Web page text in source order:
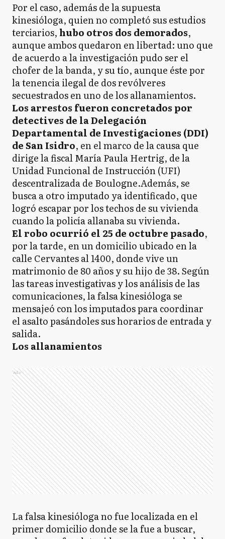
Por el caso, además de la supuesta
kinesióloga, quien no completó sus estudios
terciarios, hubo otros dos demorados,
aunque ambos quedaron en libertad: uno que
de acuerdo a la investigación pudo ser el
chofer de la banda, y su tío, aunque éste por
la tenencia ilegal de dos revólveres
secuestrados en uno de los allanamientos.
Los arrestos fueron concretados por
detectives de la Delegación
Departamental de Investigaciones (DDI)
de San Isidro, en el marco de la causa que
dirige la fiscal María Paula Hertrig, de la
Unidad Funcional de Instrucción (UFI)
descentralizada de Boulogne.Además, se
busca a otro imputado ya identificado, que
logró escapar por los techos de su vivienda
cuando la policía allanaba su vivienda.
El robo ocurrió el 25 de octubre pasado,
por la tarde, en un domicilio ubicado en la
calle Cervantes al 1400, donde vive un
matrimonio de 80 años y su hijo de 38. Según
las tareas investigativas y los análisis de las
comunicaciones, la falsa kinesióloga se
mensajeó con los imputados para coordinar
el asalto pasándoles sus horarios de entrada y
salida.
Los allanamientos
Ads
La falsa kinesióloga no fue localizada en el
primer domicilio donde se la fue a buscar,